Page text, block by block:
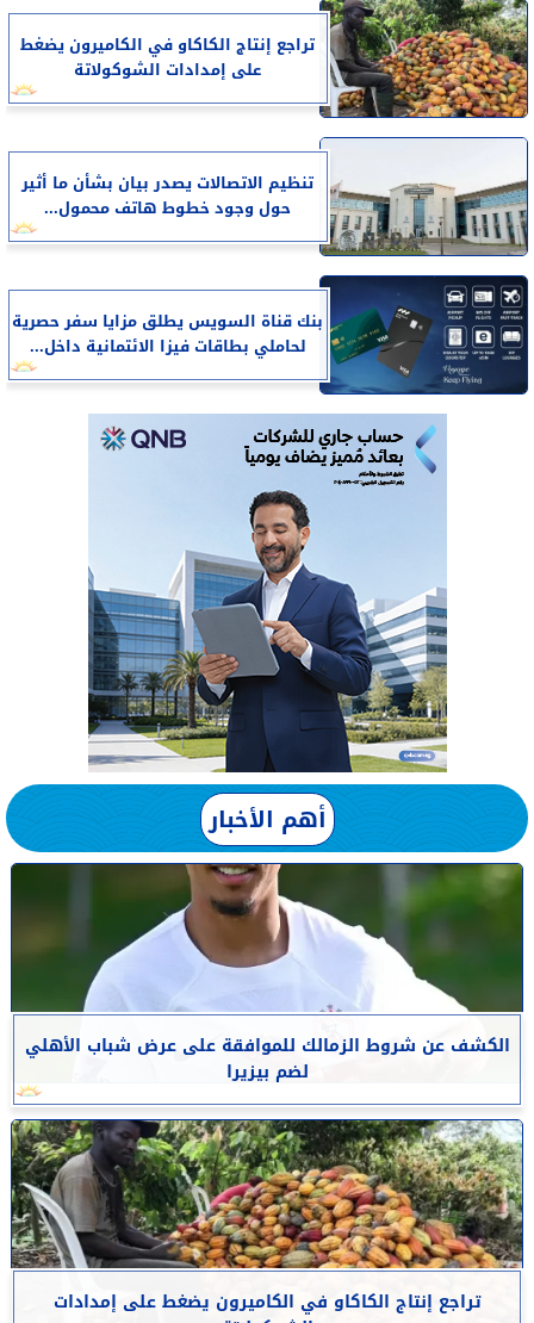
تراجع إنتاج الكاكاو في الكاميرون يضغط
على إمدادات الشوكولاتة
تنظيم الاتصالات يصدر بيان بشأن ما أثير
حول وجود خطوط هاتف محمول...
بنك قناة السويس يطلق مزايا سفر حصرية
لحاملي بطاقات فيزا الائتمانية داخل...
أهم الأخبار
الكشف عن شروط الزمالك للموافقة على عرض شباب الأهلي
لضم بيزيرا
تراجع إنتاج الكاكاو في الكاميرون يضغط على إمدادات